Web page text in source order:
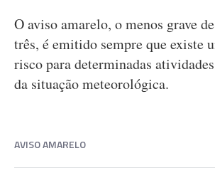
O aviso amarelo, o menos grave
três, é emitido sempre que existe
risco para determinadas
da situação meteorológica.
AVISO AMARELO